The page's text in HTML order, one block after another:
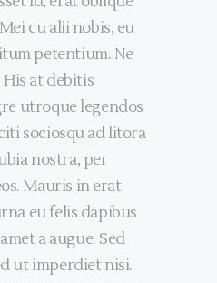
cu alii nobis, eu
petentium. Ne
His at debitis
utroque legendos
sociosqu ad litora
nostra, per
Mauris in erat
eu felis dapibus
a augue. Sed
ut imperdiet nisi.